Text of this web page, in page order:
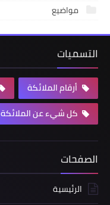
مواضيع
التسميات
أرقام الملائكة
كل شيء عن الملائكة
الصفحات
الرئيسية